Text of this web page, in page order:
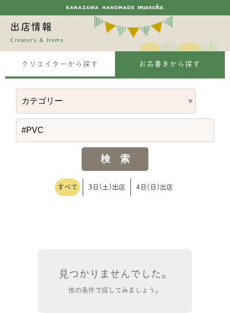
出店情報
Creators & Items
クリエイターから探す お品書きから探す
すべて 3日(土)出店 4日(日)出店
見つかりませんでした。
他の条件で探してみましょう。